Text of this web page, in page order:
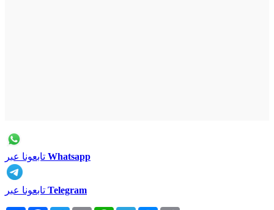
Whatsapp
Telegram